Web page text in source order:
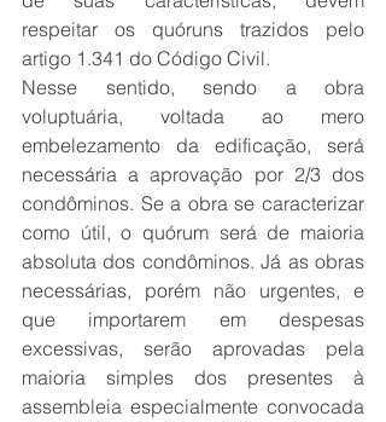
respeitar os quóruns trazidos pelo
artigo 1.341 do Código Civil.
Nesse sentido, sendo a obra
voluptuária, voltada ao mero
embelezamento da edificação, será
necessária a aprovação por 2/3 dos
condôminos. Se a obra se caracterizar
como útil, o quórum será de maioria
absoluta dos condôminos. Já as obras
necessárias, porém não urgentes, e
que importarem em despesas
excessivas, serão aprovadas pela
maioria simples dos presentes à
assembleia especialmente convocada